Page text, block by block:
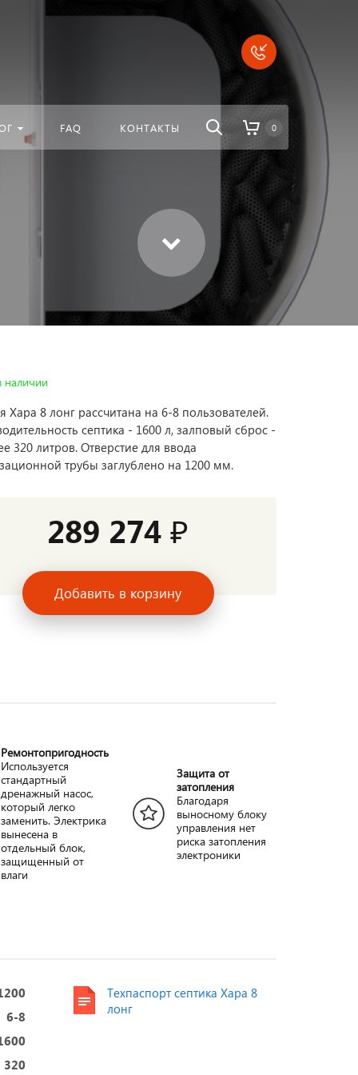
FAQ КОНТАКТЫ 0
наличии
Хара 8 лонг рассчитана на 6-8 пользователей.
септика - 1600 л, залповый сброс -
320 литров. Отверстие для ввода
трубы заглублено на 1200 мм.
289 274 ₽
Добавить в корзину
Ремонтопригодность
Используется
стандартный
дренажный насос,
который легко
заменить. Электрика
вынесена в
отдельный блок,
защищенный от
влаги
Защита от
затопления
Благодаря
выносному блоку
управления нет
риска затопления
электроники
6-8
320
Техпаспорт септика Хара 8
лонг